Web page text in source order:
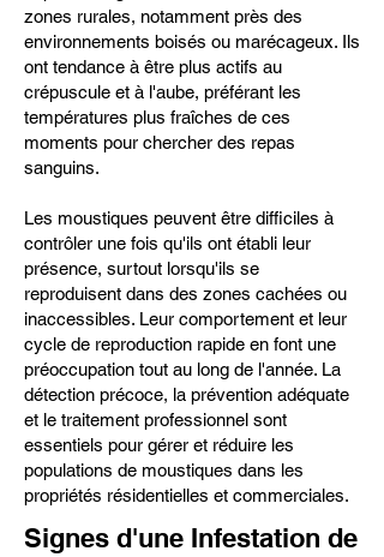
zones rurales, notamment près des
environnements boisés ou marécageux. Ils
ont tendance à être plus actifs au
crépuscule et à l'aube, préférant les
températures plus fraîches de ces
moments pour chercher des repas
sanguins.
Les moustiques peuvent être difficiles à
contrôler une fois qu'ils ont établi leur
présence, surtout lorsqu'ils se
reproduisent dans des zones cachées ou
inaccessibles. Leur comportement et leur
cycle de reproduction rapide en font une
préoccupation tout au long de l'année. La
détection précoce, la prévention adéquate
et le traitement professionnel sont
essentiels pour gérer et réduire les
populations de moustiques dans les
propriétés résidentielles et commerciales.
Signes d'une Infestation de